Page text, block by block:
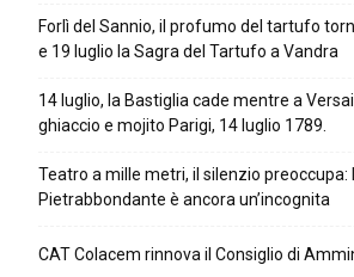
Forlì del Sannio, il profumo del tartufo
e 19 luglio la Sagra del Tartufo a Vandra
14 luglio, la Bastiglia cade mentre a
ghiaccio e mojito Parigi, 14 luglio 1789.
Teatro a mille metri, il silenzio preoccupa:
Pietrabbondante è ancora un’incognita
CAT Colacem rinnova il Consiglio di